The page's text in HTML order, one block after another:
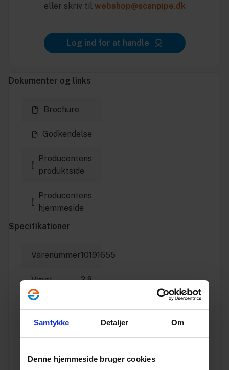
Samtykke Detaljer Om
Denne hjemmeside bruger cookies
eller skriv til webshop@scanpipe.dk
Log ind for at handle
Dokumenter og links
Brochure
Godkendelse
Producentens
produktside
Producentens
hjemmeside
Specifikationer
Varenummer10191655
Vægt 2.8
Materiale